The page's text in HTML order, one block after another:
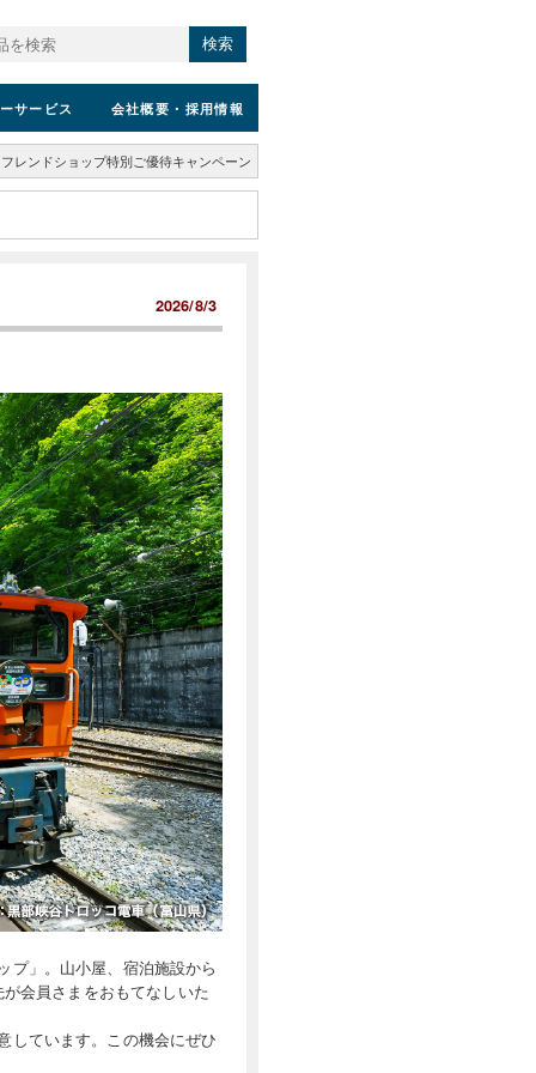
検索
サービス 会社概要 ・採用情報
レンドショップ特別ご優待キャンペーン
2026/8/3
プ」。山小屋、宿泊施設から
会員さまをおもてなしいた
しています。この機会にぜひ